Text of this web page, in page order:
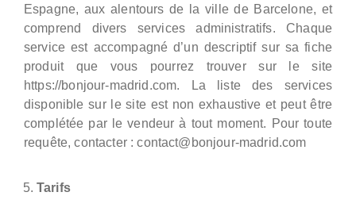
Espagne, aux alentours de la ville de Barcelone, et
comprend divers services administratifs. Chaque
service est accompagné d’un descriptif sur sa fiche
produit que vous pourrez trouver sur le site
https://bonjour-madrid.com. La liste des services
disponible sur le site est non exhaustive et peut être
complétée par le vendeur à tout moment. Pour toute
requête, contacter : contact@bonjour-madrid.com
Tarifs